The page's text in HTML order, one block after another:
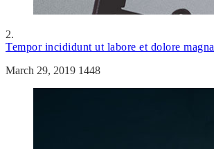
2.
Tempor incididunt ut labore et dolore magna
March 29, 2019 1448